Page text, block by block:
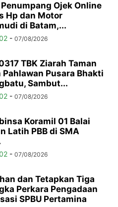
Ojek Online
Hp dan Motor
di Batam,...
- 07/08/2026
TBK Ziarah Taman
Pahlawan Pusara Bhakti
Sambut...
- 07/08/2026
Koramil 01 Balai
Latih PBB di SMA
- 07/08/2026
dan Tetapkan Tiga
Perkara Pengadaan
SPBU Pertamina